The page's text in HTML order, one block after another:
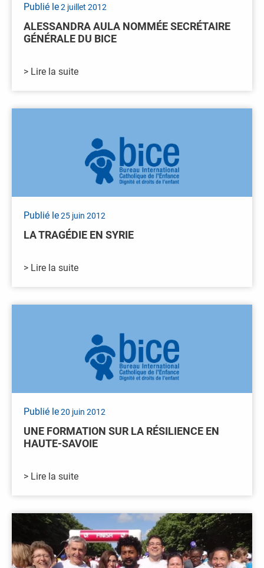
Publié le2 juillet 2012
ALESSANDRA AULA NOMMÉE SECRÉTAIRE
GÉNÉRALE DU BICE
> Lire la suite
Publié le25 juin 2012
LA TRAGÉDIE EN SYRIE
> Lire la suite
Publié le20 juin 2012
UNE FORMATION SUR LA RÉSILIENCE EN
HAUTE-SAVOIE
> Lire la suite